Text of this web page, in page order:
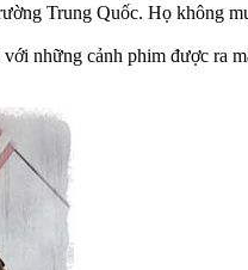
Trung Quốc. Họ không
những cảnh phim được ra